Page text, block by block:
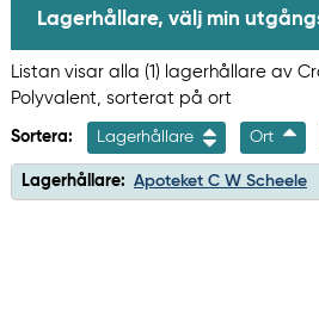
Lagerhållare, välj min
Listan visar alla (1) lagerhållare av
Polyvalent, sorterat på ort
Sortera: Lagerhållare Ort
Lagerhållare: Apoteket C W Scheele